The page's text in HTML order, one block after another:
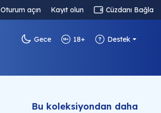
Oturum açın Kayıt olun Cüzdanı Bağla
Gece 18+ Destek
Bu koleksiyondan daha